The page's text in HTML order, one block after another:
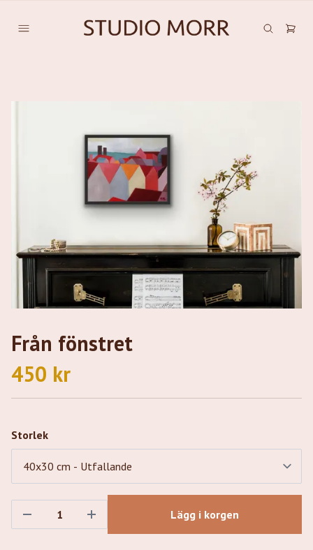
Från fönstret
450 kr
Storlek
Lägg i korgen